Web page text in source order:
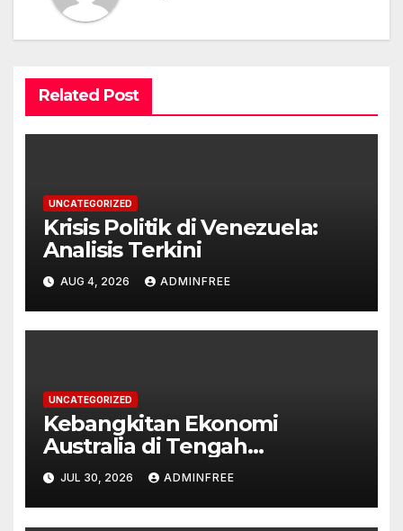
Related Post
UNCATEGORIZED
Krisis Politik di Venezuela:
Analisis Terkini
AUG 4, 2026 ADMINFREE
UNCATEGORIZED
Kebangkitan Ekonomi
Australia di Tengah
Tantangan Global
JUL 30, 2026 ADMINFREE